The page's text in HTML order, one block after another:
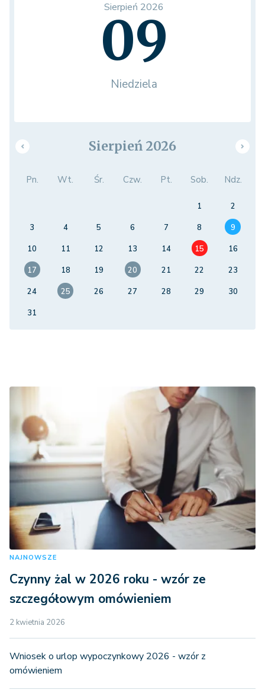
Sierpień 2026
09
Niedziela
Sierpień 2026
Pn. Wt. Śr. Czw. Pt. Sob. Ndz.
1
2
3
4 5 6 7 8
9
10
11 12 13 14 15
16
17
18 19 20 21 22
23
24
25 26 27 28 29
30
31
NAJNOWSZE
Czynny żal w 2026 roku - wzór ze
szczegółowym omówieniem
2 kwietnia 2026
Wniosek o urlop wypoczynkowy 2026 - wzór z
omówieniem